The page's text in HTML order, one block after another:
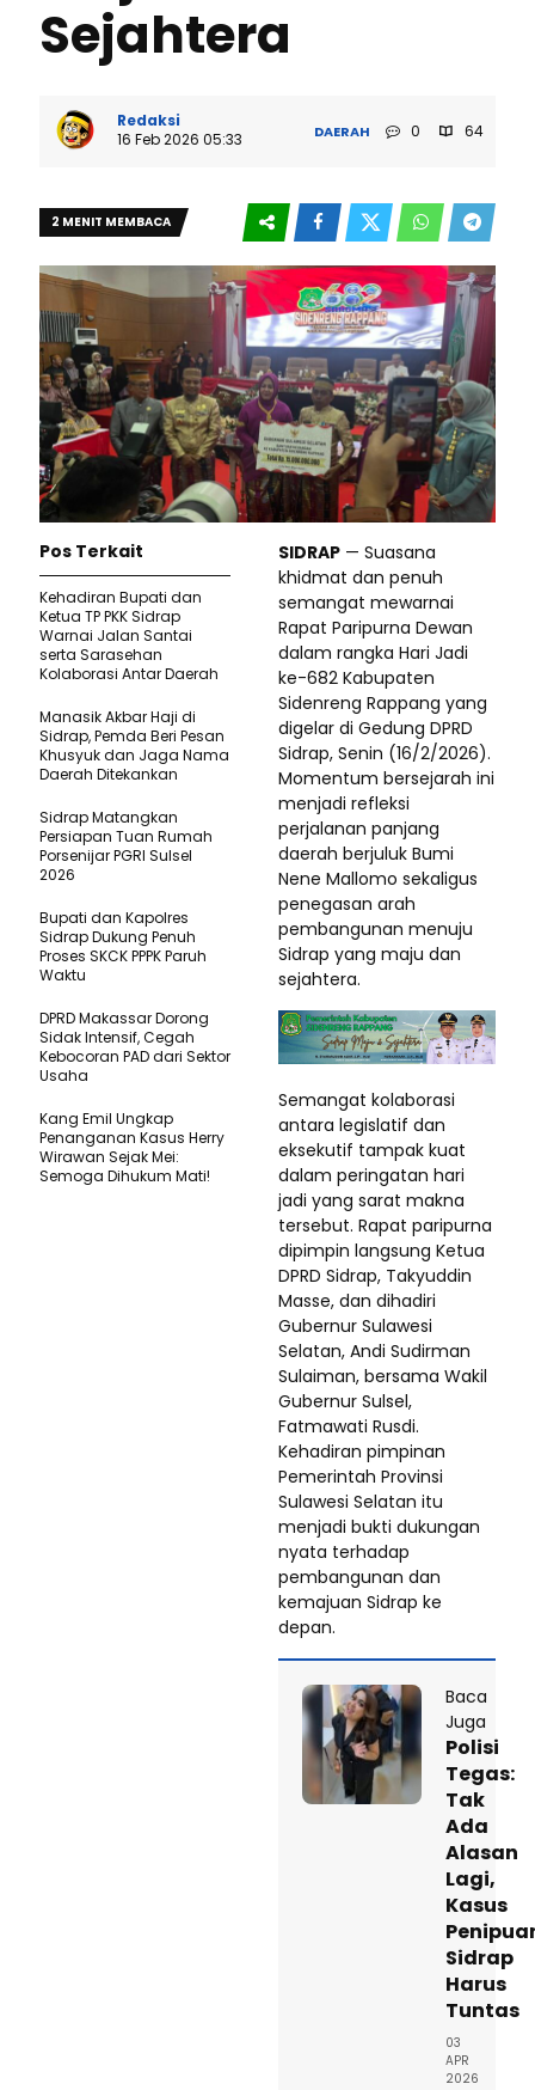
Sejahtera
Redaksi
16 Feb 2026 05:33
DAERAH 0 64
2 MENIT MEMBACA
SIDRAP — Suasana
khidmat dan penuh
semangat mewarnai
Rapat Paripurna Dewan
dalam rangka Hari Jadi
ke-682 Kabupaten
Sidenreng Rappang yang
digelar di Gedung DPRD
Sidrap, Senin (16/2/2026).
Momentum bersejarah ini
menjadi refleksi
perjalanan panjang
daerah berjuluk Bumi
Nene Mallomo sekaligus
penegasan arah
pembangunan menuju
Sidrap yang maju dan
sejahtera.
Semangat kolaborasi
antara legislatif dan
eksekutif tampak kuat
dalam peringatan hari
jadi yang sarat makna
tersebut. Rapat paripurna
dipimpin langsung Ketua
DPRD Sidrap, Takyuddin
Masse, dan dihadiri
Gubernur Sulawesi
Selatan, Andi Sudirman
Sulaiman, bersama Wakil
Gubernur Sulsel,
Fatmawati Rusdi.
Kehadiran pimpinan
Pemerintah Provinsi
Sulawesi Selatan itu
menjadi bukti dukungan
nyata terhadap
pembangunan dan
kemajuan Sidrap ke
depan.
Baca
Juga
Polisi
Tegas:
Tak
Ada
Alasan
Lagi,
Kasus
Sidrap
Harus
Tuntas
03
APR
2026
Pos Terkait
Kehadiran Bupati dan
Ketua TP PKK Sidrap
Warnai Jalan Santai
serta Sarasehan
Kolaborasi Antar Daerah
Manasik Akbar Haji di
Sidrap, Pemda Beri Pesan
Khusyuk dan Jaga Nama
Daerah Ditekankan
Sidrap Matangkan
Persiapan Tuan Rumah
Porsenijar PGRI Sulsel
2026
Bupati dan Kapolres
Sidrap Dukung Penuh
Proses SKCK PPPK Paruh
Waktu
DPRD Makassar Dorong
Sidak Intensif, Cegah
Kebocoran PAD dari Sektor
Usaha
Kang Emil Ungkap
Penanganan Kasus Herry
Wirawan Sejak Mei:
Semoga Dihukum Mati!